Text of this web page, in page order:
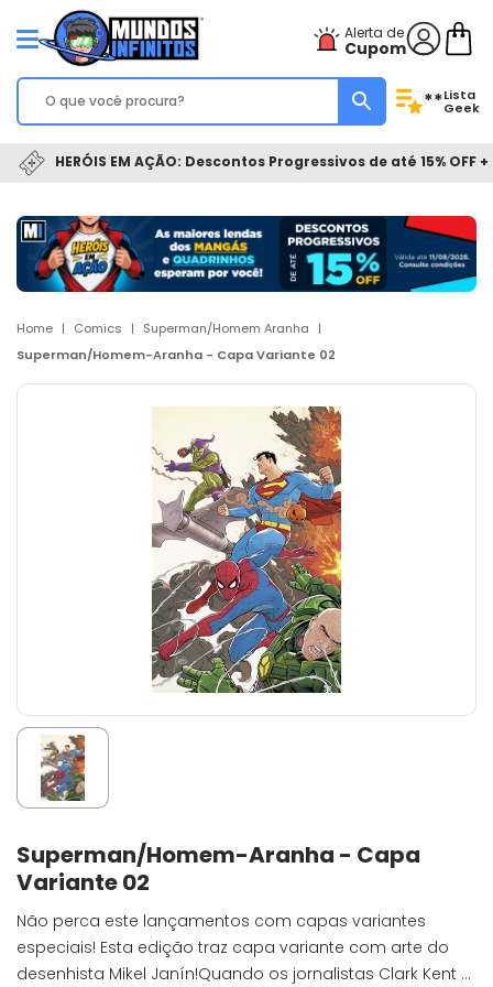
Alerta de
Cupom
**Lista
Geek
HERÓIS EM AÇÃO: Descontos Progressivos de até 15% OFF
Home | Comics | Superman/Homem Aranha
|
Superman/Homem-Aranha - Capa Variante 02
Superman/Homem-Aranha - Capa
Variante 02
Não perca este lançamentos com capas variantes
especiais! Esta edição traz capa variante com arte do
desenhista Mikel Janín!Quando os jornalistas Clark Kent e